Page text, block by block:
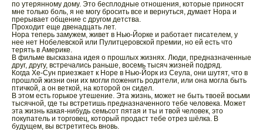
по утерянному дому. Это бесплодные отношения, которые приносят
мне только боль, я не могу бросить все и вернуться, думает Нора и
прерывает общение с другом детства.
Проходит еще двенадцать лет.
Нора теперь замужем, живет в Нью-Йорке и работает писателем, у
нее нет Нобелевской или Пулитцеровской премии, но ей есть что
терять в Америке.
В фильме высказана идея о прошлых жизнях. Люди, предназначенные
друг, другу, встречались раньше, восемь тысяч жизней подряд.
Когда Хе-Сун приезжает к Норе в Нью-Йорк из Сеула, они шутят, что в
прошлой жизни они их могли поженить родители, или она могла быть
птичкой, а он веткой, на которой он сидел.
В этом есть горькое утешение. Эта жизнь, может не быть твоей восьми
тысячной, где ты встретишь предназначенного тебе человека. Может
эта жизнь какая-нибудь семьсот пятая и ты и твой человек, это
покупатель и торговец, который продаст тебе отрез шёлка. В
будущем, вы встретитесь вновь.